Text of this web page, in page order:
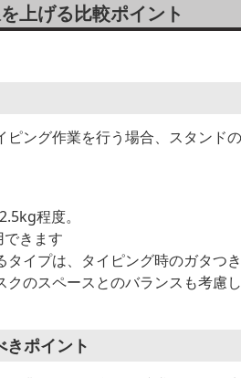
上げる比較ポイント
ング作業を行う場合、スタンド
程度。
きます
タイプは、タイピング時のガタつ
クのスペースとのバランスも考慮
ポイント